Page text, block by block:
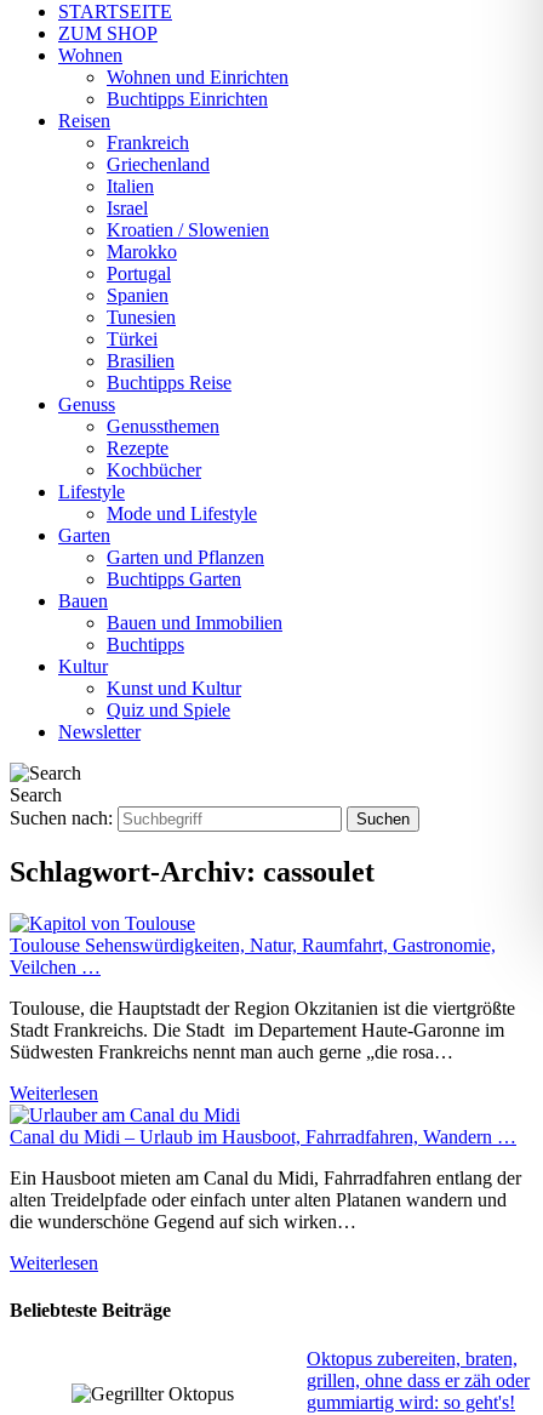
STARTSEITE
ZUM SHOP
Wohnen
Wohnen und Einrichten
Buchtipps Einrichten
Reisen
Frankreich
Griechenland
Italien
Israel
Kroatien / Slowenien
Marokko
Portugal
Spanien
Tunesien
Türkei
Brasilien
Buchtipps Reise
Genuss
Genussthemen
Rezepte
Kochbücher
Lifestyle
Mode und Lifestyle
Garten
Garten und Pflanzen
Buchtipps Garten
Bauen
Bauen und Immobilien
Buchtipps
Kultur
Kunst und Kultur
Quiz und Spiele
Newsletter
Search
Suchen nach:
Schlagwort-Archiv: cassoulet
Toulouse Sehenswürdigkeiten, Natur, Raumfahrt, Gastronomie,
Veilchen …
Toulouse, die Hauptstadt der Region Okzitanien ist die viertgrößte
Stadt Frankreichs. Die Stadt im Departement Haute-Garonne im
Südwesten Frankreichs nennt man auch gerne „die rosa…
Weiterlesen
Canal du Midi – Urlaub im Hausboot, Fahrradfahren, Wandern …
Ein Hausboot mieten am Canal du Midi, Fahrradfahren entlang der
alten Treidelpfade oder einfach unter alten Platanen wandern und
die wunderschöne Gegend auf sich wirken…
Weiterlesen
Beliebteste Beiträge
Oktopus zubereiten, braten,
grillen, ohne dass er zäh oder
gummiartig wird: so geht's!